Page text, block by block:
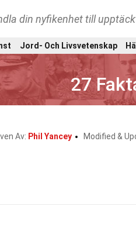
din nyfikenhet till
Jord- Och Livsvetenskap
27
Av: Phil Yancey Modified &